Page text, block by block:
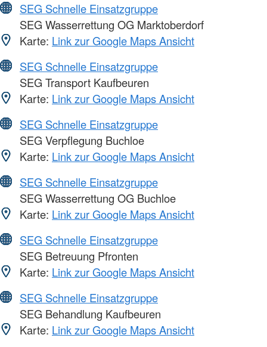
SEG Schnelle Einsatzgruppe
SEG Wasserrettung OG Marktoberdorf
Karte: Link zur Google Maps Ansicht
SEG Schnelle Einsatzgruppe
SEG Transport Kaufbeuren
Karte: Link zur Google Maps Ansicht
SEG Schnelle Einsatzgruppe
SEG Verpflegung Buchloe
Karte: Link zur Google Maps Ansicht
SEG Schnelle Einsatzgruppe
SEG Wasserrettung OG Buchloe
Karte: Link zur Google Maps Ansicht
SEG Schnelle Einsatzgruppe
SEG Betreuung Pfronten
Karte: Link zur Google Maps Ansicht
SEG Schnelle Einsatzgruppe
SEG Behandlung Kaufbeuren
Karte: Link zur Google Maps Ansicht